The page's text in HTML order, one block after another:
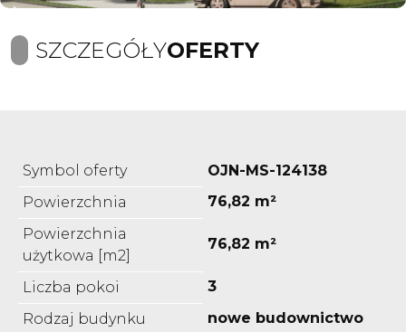
SZCZEGÓŁYOFERTY
Symbol oferty
OJN-MS-124138
Powierzchnia
76,82 m²
Powierzchnia
użytkowa [m2]
76,82 m²
Liczba pokoi
3
Rodzaj budynku
nowe budownictwo